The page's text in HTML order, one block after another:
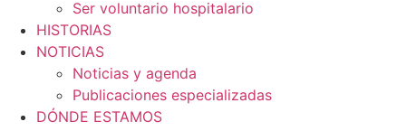
Ser voluntario hospitalario
HISTORIAS
NOTICIAS
Noticias y agenda
Publicaciones especializadas
DÓNDE ESTAMOS